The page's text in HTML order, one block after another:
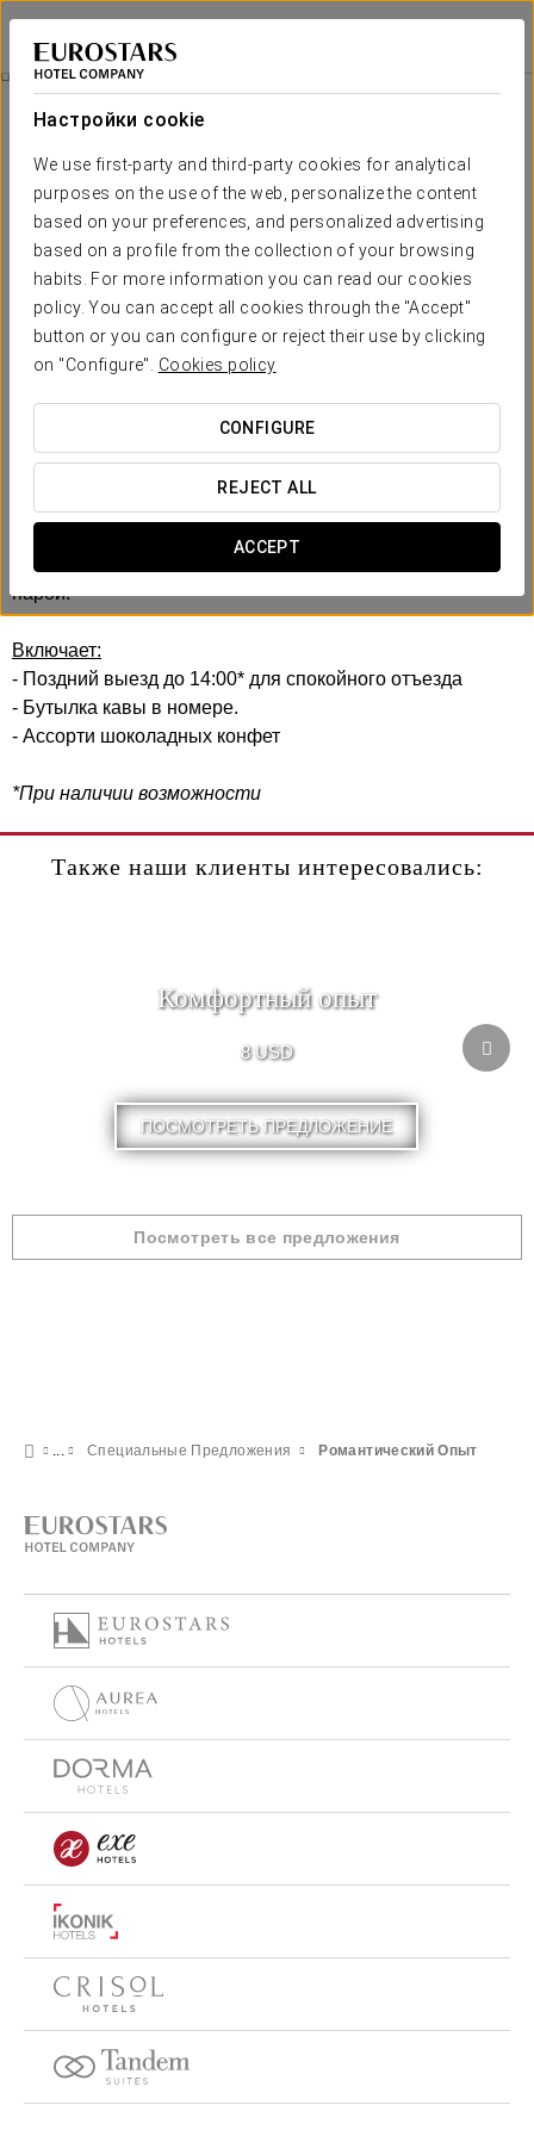
Настройки cookie
We use first-party and third-party cookies for analytical
purposes on the use of the web, personalize the content
based on your preferences, and personalized advertising
based on a profile from the collection of your browsing
habits. For more information you can read our cookies
policy. You can accept all cookies through the "Accept"
button or you can configure or reject their use by clicking
on "Configure". Cookies policy
CONFIGURE
REJECT ALL
ACCEPT
Exe Oriental Panamá
ПАНАМА (ГОРОД)
Романтический Опыт
18,50 USD
Романтический опыт
Детали, которые приятно удивят. Всё готово, чтобы вы
думали только о наслаждении любовью.
В Exe Oriental Panama мы создали романтический опыт,
предназначенный для того, чтобы разделить его с вашей
парой.
Включает:
- Поздний выезд до 14:00* для спокойного отъезда
- Бутылка кавы в номере.
- Ассорти шоколадных конфет
*При наличии возможности
Также наши клиенты интересовались:
Комфортный опыт
8 USD
ПОСМОТРЕТЬ ПРЕДЛОЖЕНИЕ
Посмотреть все предложения
Специальные Предложения Романтический Опыт